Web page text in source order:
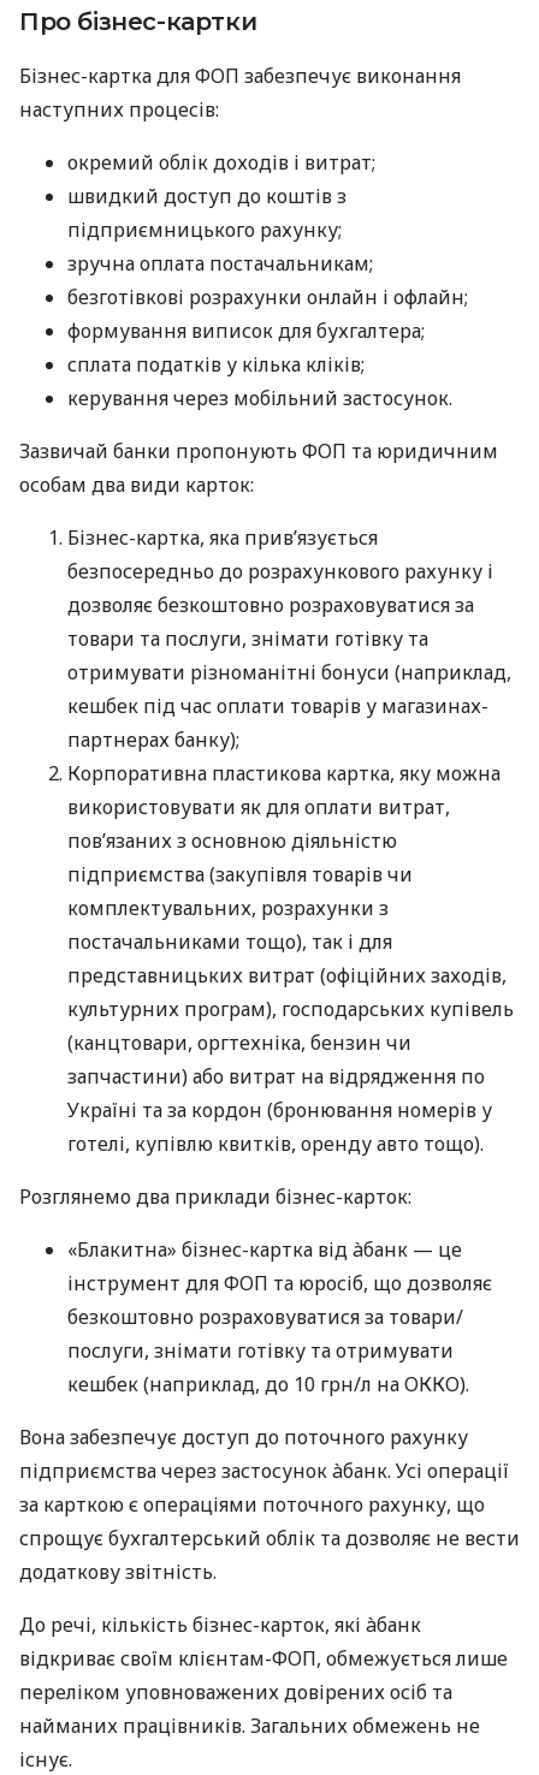
Про бізнес-картки
Бізнес-картка для ФОП забезпечує виконання
наступних процесів:
окремий облік доходів і витрат;
швидкий доступ до коштів з
підприємницького рахунку;
зручна оплата постачальникам;
безготівкові розрахунки онлайн і офлайн;
формування виписок для бухгалтера;
сплата податків у кілька кліків;
керування через мобільний застосунок.
Зазвичай банки пропонують ФОП та юридичним
особам два види карток:
Бізнес-картка, яка прив’язується
безпосередньо до розрахункового рахунку і
дозволяє безкоштовно розраховуватися за
товари та послуги, знімати готівку та
отримувати різноманітні бонуси (наприклад,
кешбек під час оплати товарів у магазинах-
партнерах банку);
Корпоративна пластикова картка, яку можна
використовувати як для оплати витрат,
пов’язаних з основною діяльністю
підприємства (закупівля товарів чи
комплектувальних, розрахунки з
постачальниками тощо), так і для
представницьких витрат (офіційних заходів,
культурних програм), господарських купівель
(канцтовари, оргтехніка, бензин чи
запчастини) або витрат на відрядження по
Україні та за кордон (бронювання номерів у
готелі, купівлю квитків, оренду авто тощо).
Розглянемо два приклади бізнес-карток:
«Блакитна» бізнес-картка від àбанк — це
інструмент для ФОП та юросіб, що дозволяє
безкоштовно розраховуватися за товари/
послуги, знімати готівку та отримувати
кешбек (наприклад, до 10 грн/л на ОККО).
Вона забезпечує доступ до поточного рахунку
підприємства через застосунок àбанк. Усі операції
за карткою є операціями поточного рахунку, що
спрощує бухгалтерський облік та дозволяє не вести
додаткову звітність.
До речі, кількість бізнес-карток, які àбанк
відкриває своїм клієнтам-ФОП, обмежується лише
переліком уповноважених довірених осіб та
найманих працівників. Загальних обмежень не
існує.